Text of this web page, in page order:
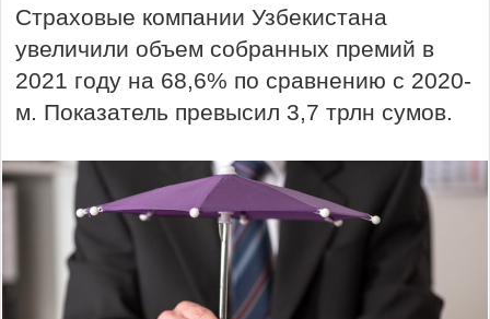
Страховые компании Узбекистана
увеличили объем собранных премий в
2021 году на 68,6% по сравнению с 2020-
м. Показатель превысил 3,7 трлн сумов.